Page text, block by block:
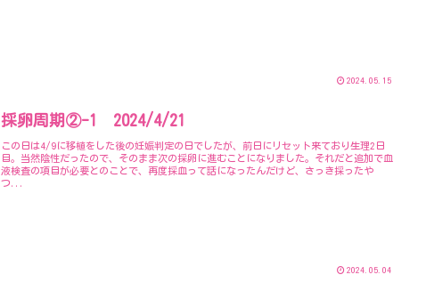
2024.05.15
採卵周期②-1 2024/4/21
この日は4/9に移植をした後の妊娠判定の日でしたが、前日にリセット来ており生理2日
目。当然陰性だったので、そのまま次の採卵に進むことになりました。それだと追加で血
液検査の項目が必要とのことで、再度採血って話になったんだけど、さっき採ったや
つ...
2024.05.04